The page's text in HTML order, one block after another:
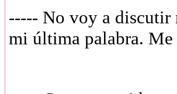
----- No voy a discutir
mi última palabra. Me